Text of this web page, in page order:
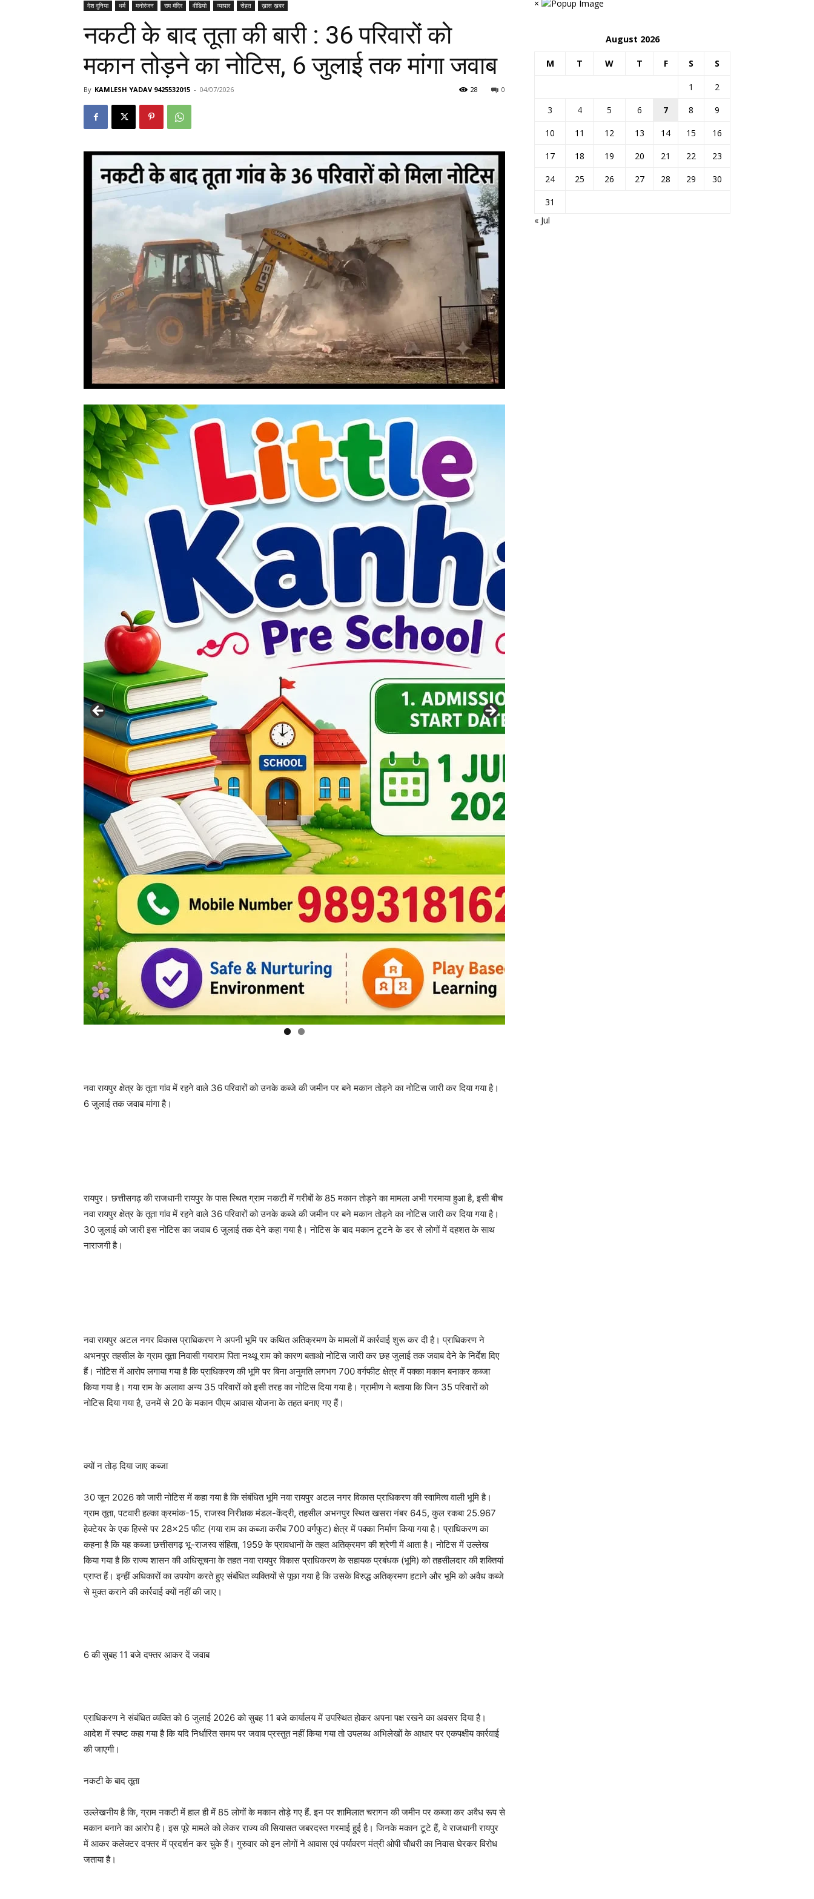
देश दुनिया
धर्म मनोरंजन राम मंदिर वीडियो व्यापार सेहत ख़ास ख़बर
नकटी के बाद तूता की बारी : 36 परिवारों को
मकान तोड़ने का नोटिस, 6 जुलाई तक मांगा जवाब
By KAMLESH YADAV 9425532015 - 04/07/2026 0
28
नवा रायपुर क्षेत्र के तूता गांव में रहने वाले 36 परिवारों को उनके कब्जे की जमीन पर बने मकान तोड़ने का नोटिस जारी कर दिया गया है।
6 जुलाई तक जवाब मांगा है।
रायपुर। छत्तीसगढ़ की राजधानी रायपुर के पास स्थित ग्राम नकटी में गरीबों के 85 मकान तोड़ने का मामला अभी गरमाया हुआ है, इसी बीच
नवा रायपुर क्षेत्र के तूता गांव में रहने वाले 36 परिवारों को उनके कब्जे की जमीन पर बने मकान तोड़ने का नोटिस जारी कर दिया गया है।
30 जुलाई को जारी इस नोटिस का जवाब 6 जुलाई तक देने कहा गया है। नोटिस के बाद मकान टूटने के डर से लोगों में दहशत के साथ
नाराजगी है।
नवा रायपुर अटल नगर विकास प्राधिकरण ने अपनी भूमि पर कथित अतिक्रमण के मामलों में कार्रवाई शुरू कर दी है। प्राधिकरण ने
अभनपुर तहसील के ग्राम तूता निवासी गयाराम पिता नथ्थू राम को कारण बताओ नोटिस जारी कर छह जुलाई तक जवाब देने के निर्देश दिए
हैं। नोटिस में आरोप लगाया गया है कि प्राधिकरण की भूमि पर बिना अनुमति लगभग 700 वर्गफीट क्षेत्र में पक्का मकान बनाकर कब्जा
किया गया है। गया राम के अलावा अन्य 35 परिवारों को इसी तरह का नोटिस दिया गया है। ग्रामीण ने बताया कि जिन 35 परिवारों को
नोटिस दिया गया है, उनमें से 20 के मकान पीएम आवास योजना के तहत बनाए गए हैं।
क्यों न तोड़ दिया जाए कब्जा
30 जून 2026 को जारी नोटिस में कहा गया है कि संबंधित भूमि नवा रायपुर अटल नगर विकास प्राधिकरण की स्वामित्व वाली भूमि है।
ग्राम तूता, पटवारी हल्का क्रमांक-15, राजस्व निरीक्षक मंडल-केंद्री, तहसील अभनपुर स्थित खसरा नंबर 645, कुल रकबा 25.967
हेक्टेयर के एक हिस्से पर 28×25 फीट (गया राम का कब्जा करीब 700 वर्गफुट) क्षेत्र में पक्का निर्माण किया गया है। प्राधिकरण का
कहना है कि यह कब्जा छत्तीसगढ़ भू-राजस्व संहिता, 1959 के प्रावधानों के तहत अतिक्रमण की श्रेणी में आता है। नोटिस में उल्लेख
किया गया है कि राज्य शासन की अधिसूचना के तहत नवा रायपुर विकास प्राधिकरण के सहायक प्रबंधक (भूमि) को तहसीलदार की शक्तियां
प्राप्त हैं। इन्हीं अधिकारों का उपयोग करते हुए संबंधित व्यक्तियों से पूछा गया है कि उसके विरुद्ध अतिक्रमण हटाने और भूमि को अवैध कब्जे
से मुक्त कराने की कार्रवाई क्यों नहीं की जाए।
6 की सुबह 11 बजे दफ्तर आकर दें जवाब
प्राधिकरण ने संबंधित व्यक्ति को 6 जुलाई 2026 को सुबह 11 बजे कार्यालय में उपस्थित होकर अपना पक्ष रखने का अवसर दिया है।
आदेश में स्पष्ट कहा गया है कि यदि निर्धारित समय पर जवाब प्रस्तुत नहीं किया गया तो उपलब्ध अभिलेखों के आधार पर एकपक्षीय कार्रवाई
की जाएगी।
नकटी के बाद तूता
उल्लेखनीय है कि, ग्राम नकटी में हाल ही में 85 लोगों के मकान तोड़े गए हैं. इन पर शामिलात चरागन की जमीन पर कब्जा कर अवैध रूप से
मकान बनाने का आरोप है। इस पूरे मामले को लेकर राज्य की सियासत जबरदस्त गरमाई हुई है। जिनके मकान टूटे हैं, वे राजधानी रायपुर
में आकर कलेक्टर दफ्तर में प्रदर्शन कर चुके हैं। गुरुवार को इन लोगों ने आवास एवं पर्यावरण मंत्री ओपी चौधरी का निवास घेरकर विरोध
जताया है।
×
August 2026
M T W T F S S
1
2
3
4 5 6 7 8
9
10
11 12 13 14 15
16
17
18 19 20 21 22
23
24
25 26 27 28 29
30
31
« Jul